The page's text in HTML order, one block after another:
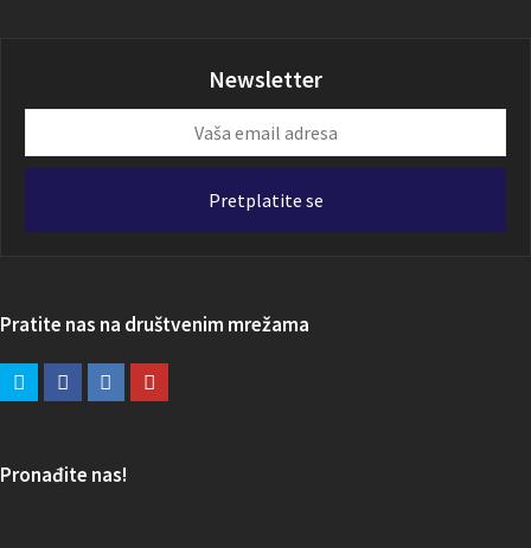
Newsletter
email
Pretplatite se
Pratite nas na društvenim mrežama
Pronađite nas!